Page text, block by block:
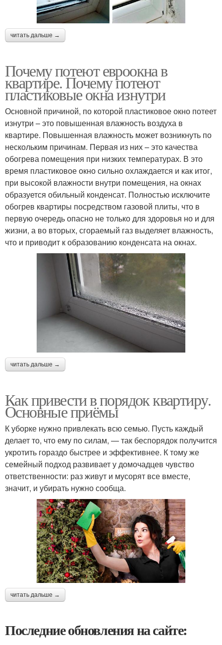
читать дальше →
Почему потеют евроокна в
квартире. Почему потеют
пластиковые окна изнутри
Основной причиной, по которой пластиковое окно потеет
изнутри – это повышенная влажность воздуха в
квартире. Повышенная влажность может возникнуть по
нескольким причинам. Первая из них – это качества
обогрева помещения при низких температурах. В это
время пластиковое окно сильно охлаждается и как итог,
при высокой влажности внутри помещения, на окнах
образуется обильный конденсат. Полностью исключите
обогрев квартиры посредством газовой плиты, что в
первую очередь опасно не только для здоровья но и для
жизни, а во вторых, сгораемый газ выделяет влажность,
что и приводит к образованию конденсата на окнах.
читать дальше →
Как привести в порядок квартиру.
Основные приёмы
К уборке нужно привлекать всю семью. Пусть каждый
делает то, что ему по силам, — так беспорядок получится
укротить гораздо быстрее и эффективнее. К тому же
семейный подход развивает у домочадцев чувство
ответственности: раз живут и мусорят все вместе,
значит, и убирать нужно сообща.
читать дальше →
Последние обновления на сайте: